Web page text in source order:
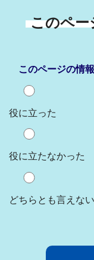
このペー
このページの情
役に立った
役に立たなかった
どちらとも言えない